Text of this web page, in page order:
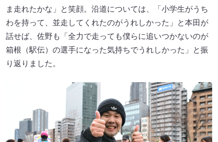
ま走れたかな」と笑顔。沿道については、「小学生がうち
わを持って、並走してくれたのがうれしかった」と本田が
話せば、佐野も「全力で走っても僕らに追いつかないのが
箱根（駅伝）の選手になった気持ちでうれしかった」と振
り返りました。